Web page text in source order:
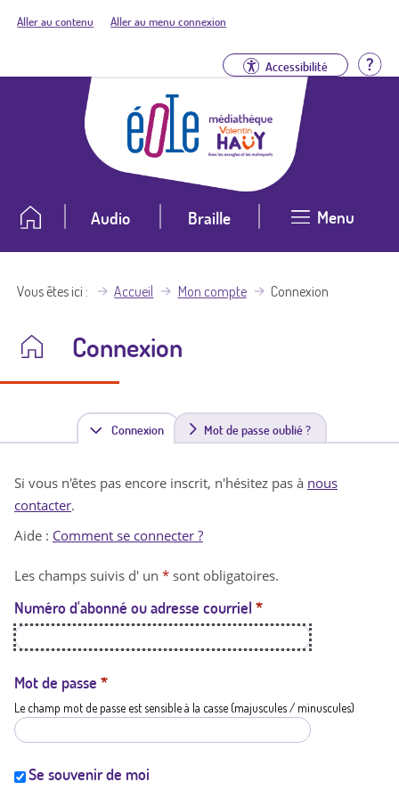
Aller au contenu Aller au menu connexion
Accessibilité
Audio Braille Menu
Vous êtes ici Accueil Mon compte Connexion
Connexion
Connexion(
n
t
a
t
i
Mot de passe oublié ?
Si vous n'êtes pas encore inscrit, n'hésitez pas à nous
contacter.
Aide : Comment se connecter ?
Les champs suivis d' un * sont obligatoires.
Numéro d'abonné ou adresse courriel *
Mot de passe *
Le champ mot de passe est sensible à la casse (majuscules / minuscules)
Se souvenir de moi